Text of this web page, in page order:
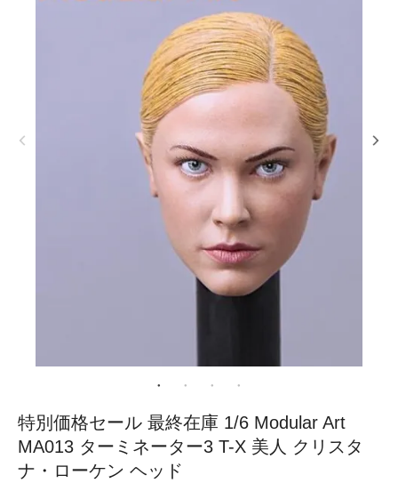
特別価格セール 最終在庫 1/6 Modular Art
MA013 ターミネーター3 T-X 美人 クリスタ
ナ・ローケン ヘッド